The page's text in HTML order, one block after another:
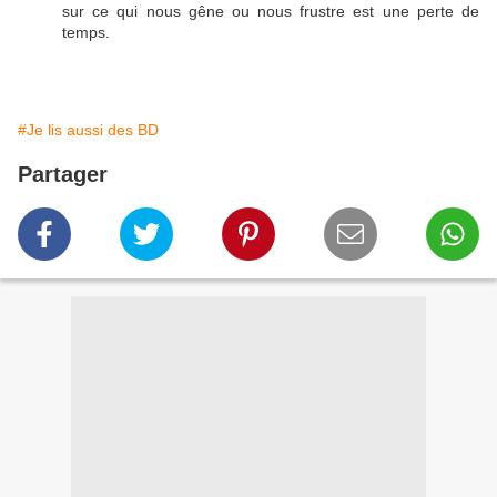
sur ce qui nous gêne ou nous frustre est une perte de
temps.
#Je lis aussi des BD
Partager